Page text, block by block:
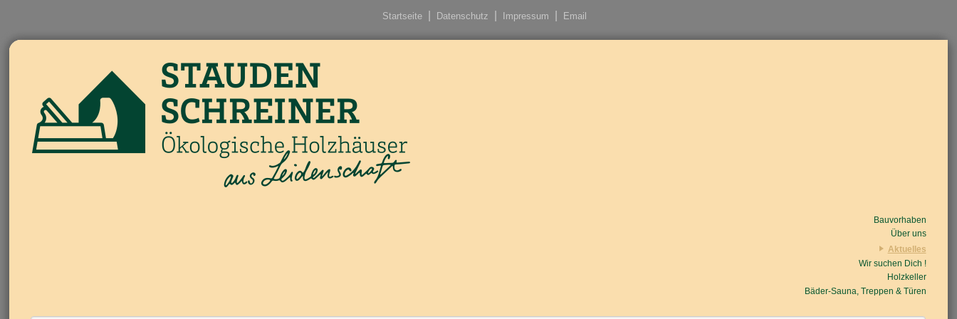
Startseite Datenschutz Impressum Email
Bauvorhaben
Über uns
Aktuelles
Beiträge
Nachrichten/Einzug
Wir suchen Dich !
Holzkeller
Bäder-Sauna, Treppen & Türen